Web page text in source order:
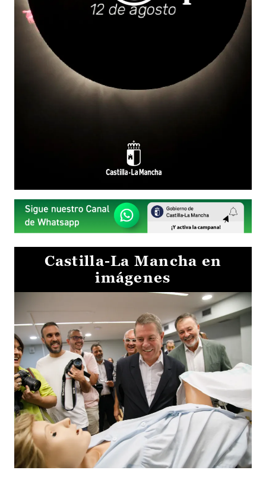
Castilla-La Mancha en
imágenes